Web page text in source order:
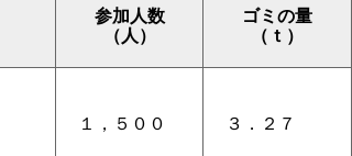
参加人数
（人）
ゴミの量
（ｔ）
１，５００ ３．２７